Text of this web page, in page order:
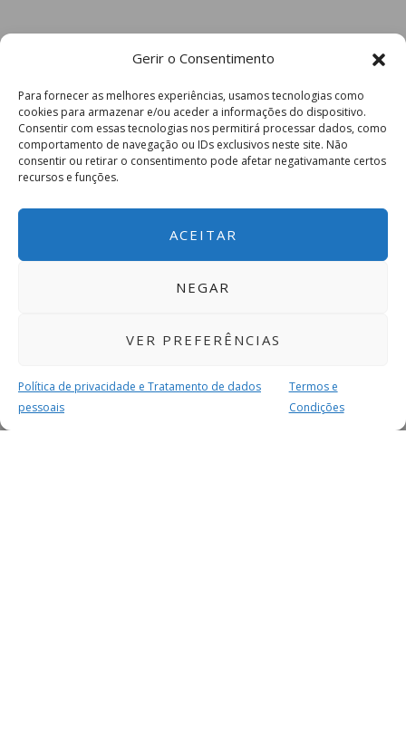
Gerir o Consentimento
Para fornecer as melhores experiências, usamos tecnologias como
cookies para armazenar e/ou aceder a informações do dispositivo.
Consentir com essas tecnologias nos permitirá processar dados, como
comportamento de navegação ou IDs exclusivos neste site. Não
consentir ou retirar o consentimento pode afetar negativamante certos
recursos e funções.
ACEITAR
NEGAR
VER PREFERÊNCIAS
Política de privacidade e Tratamento de dados
pessoais
Termos e
Condições